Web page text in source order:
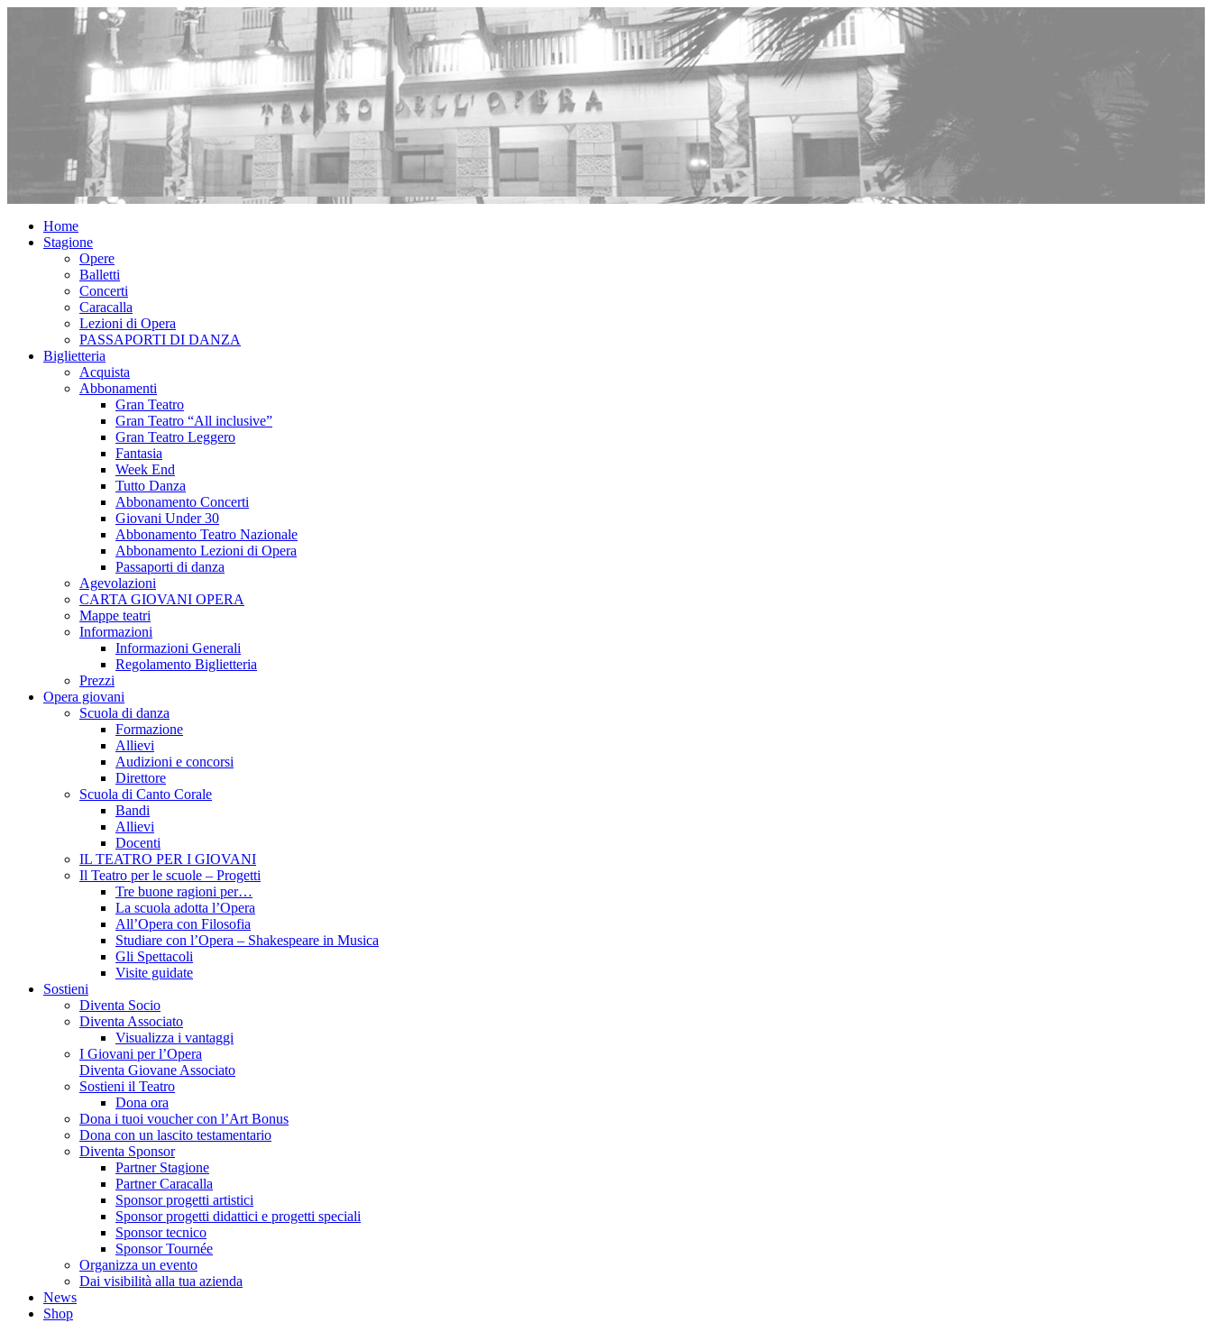
Home
Stagione
Opere
Balletti
Concerti
Caracalla
Lezioni di Opera
PASSAPORTI DI DANZA
Biglietteria
Acquista
Abbonamenti
Gran Teatro
Gran Teatro “All inclusive”
Gran Teatro Leggero
Fantasia
Week End
Tutto Danza
Abbonamento Concerti
Giovani Under 30
Abbonamento Teatro Nazionale
Abbonamento Lezioni di Opera
Passaporti di danza
Agevolazioni
CARTA GIOVANI OPERA
Mappe teatri
Informazioni
Informazioni Generali
Regolamento Biglietteria
Prezzi
Opera giovani
Scuola di danza
Formazione
Allievi
Audizioni e concorsi
Direttore
Scuola di Canto Corale
Bandi
Allievi
Docenti
IL TEATRO PER I GIOVANI
Il Teatro per le scuole – Progetti
Tre buone ragioni per…
La scuola adotta l’Opera
All’Opera con Filosofia
Studiare con l’Opera – Shakespeare in Musica
Gli Spettacoli
Visite guidate
Sostieni
Diventa Socio
Diventa Associato
Visualizza i vantaggi
I Giovani per l’Opera
Diventa Giovane Associato
Sostieni il Teatro
Dona ora
Dona i tuoi voucher con l’Art Bonus
Dona con un lascito testamentario
Diventa Sponsor
Partner Stagione
Partner Caracalla
Sponsor progetti artistici
Sponsor progetti didattici e progetti speciali
Sponsor tecnico
Sponsor Tournée
Organizza un evento
Dai visibilità alla tua azienda
News
Shop